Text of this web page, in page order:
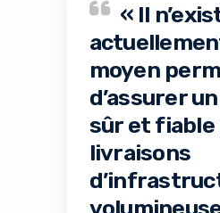
« Il
moyen
d’assurer
sûr et fiable
livraisons